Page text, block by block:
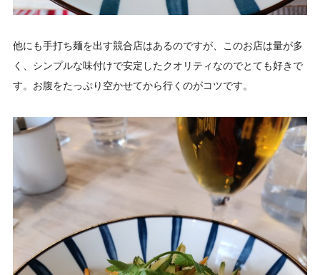
他にも手打ち麺を出す競合店はあるのですが、このお店は量が多
く、シンプルな味付けで安定したクオリティなのでとても好きで
す。お腹をたっぷり空かせてから行くのがコツです。